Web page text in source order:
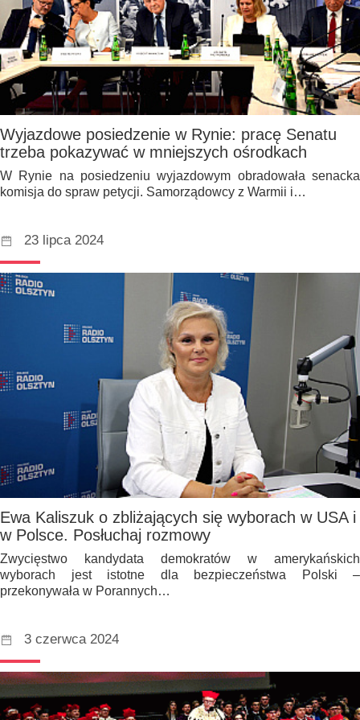
Wyjazdowe posiedzenie w Rynie: pracę Senatu
trzeba pokazywać w mniejszych ośrodkach
W Rynie na posiedzeniu wyjazdowym obradowała senacka
komisja do spraw petycji. Samorządowcy z Warmii i…
23 lipca 2024
Ewa Kaliszuk o zbliżających się wyborach w USA i
w Polsce. Posłuchaj rozmowy
Zwycięstwo kandydata demokratów w amerykańskich
wyborach jest istotne dla bezpieczeństwa Polski –
przekonywała w Porannych…
3 czerwca 2024